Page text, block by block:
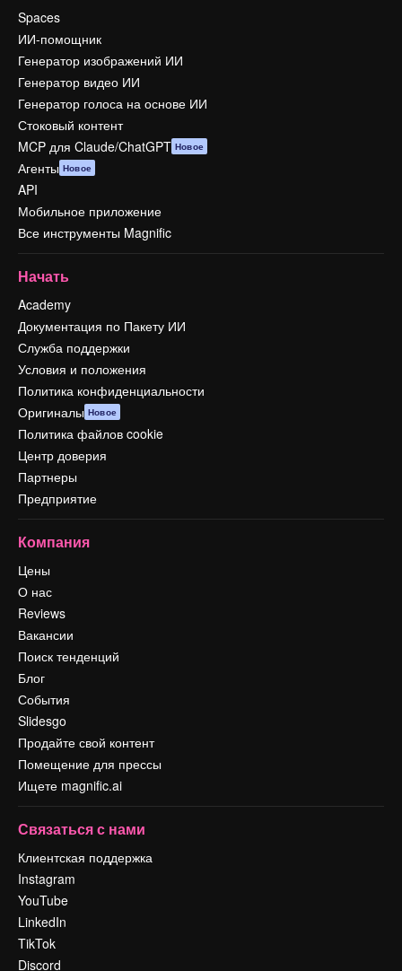
Spaces
ИИ-помощник
Генератор изображений ИИ
Генератор видео ИИ
Генератор голоса на основе ИИ
Стоковый контент
MCP для Claude/ChatGPT Новое
Агенты Новое
API
Мобильное приложение
Все инструменты Magnific
Начать
Academy
Документация по Пакету ИИ
Служба поддержки
Условия и положения
Политика конфиденциальности
Оригиналы Новое
Политика файлов cookie
Центр доверия
Партнеры
Предприятие
Компания
Цены
О нас
Reviews
Вакансии
Поиск тенденций
Блог
События
Slidesgo
Продайте свой контент
Помещение для прессы
Ищете magnific.ai
Связаться с нами
Клиентская поддержка
Instagram
YouTube
LinkedIn
TikTok
Discord